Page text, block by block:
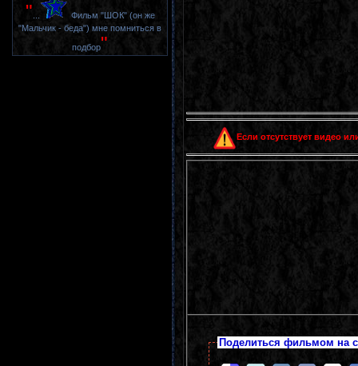
"
Фильм "ШОК" (он же
"Мальчик - беда") мне помниться в
подбор"
Если отсутствует видео
Поделиться фильмом на